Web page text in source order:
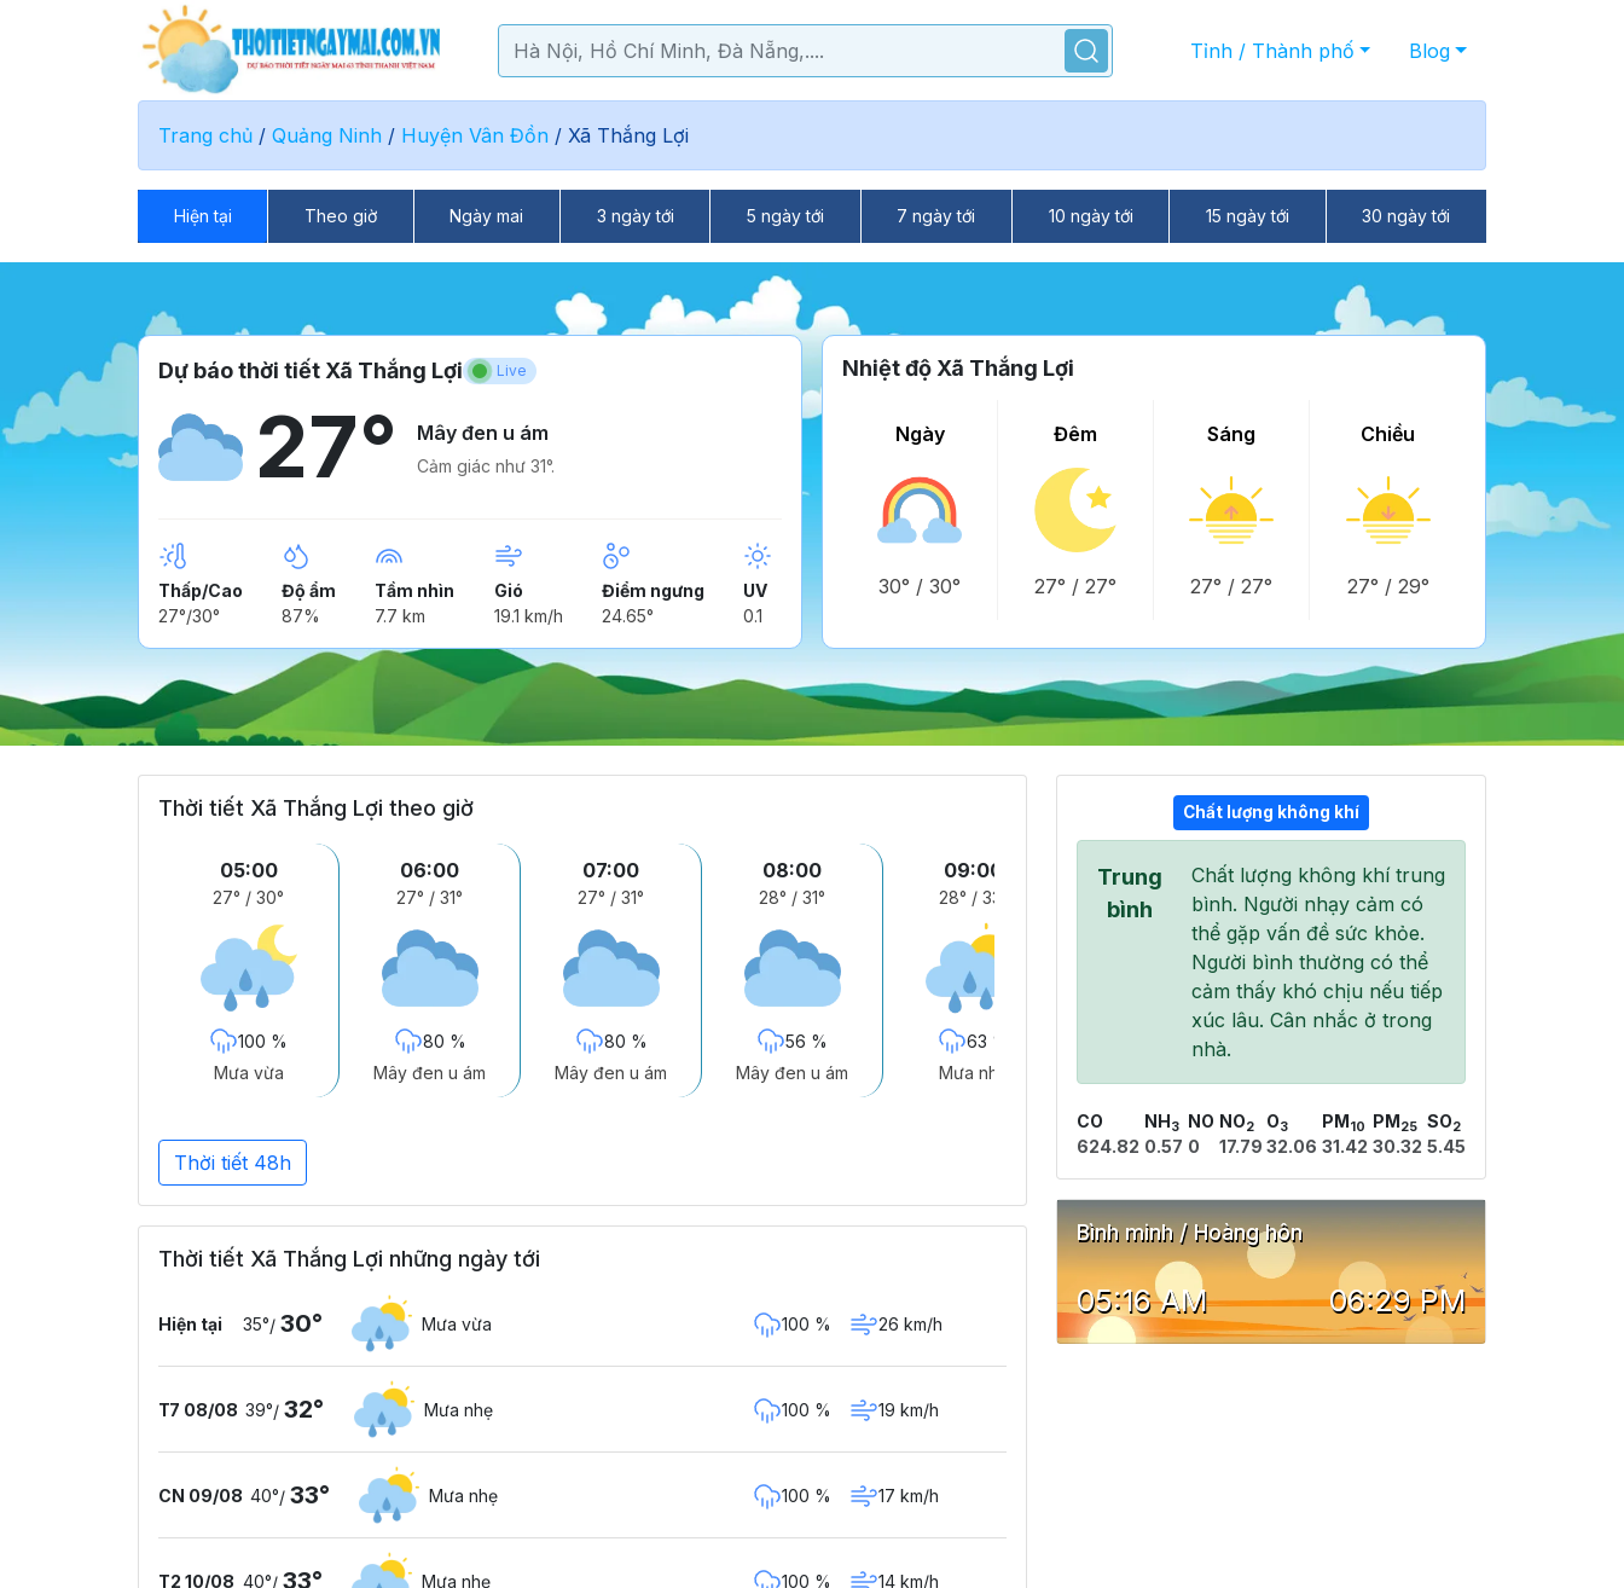
Tỉnh / Thành phố Blog
Trang chủ / Quảng Ninh / Huyện Vân Đồn / Xã Thắng Lợi
Hiện tại Theo giờ Ngày mai 3 ngày tới 5 ngày tới 7 ngày tới 10 ngày tới 15 ngày tới 30 ngày tới
Dự báo thời tiết Xã Thắng Lợi Live
27° Mây đen u ám
Cảm giác như 31°.
Thấp/Cao
27°/30°
Độ ẩm
87%
Tầm nhìn
7.7 km
Gió
19.1 km/h
Điểm ngưng
24.65°
UV
0.1
Nhiệt độ Xã Thắng Lợi
Ngày
30° / 30°
Đêm
27° / 27°
Sáng
27° / 27°
Chiều
27° / 29°
Thời tiết Xã Thắng Lợi theo giờ
05:00
27° / 30°
100 %
Mưa vừa
06:00
27° / 31°
80 %
Mây đen u ám
07:00
27° / 31°
80 %
Mây đen u ám
08:00
28° / 31°
56 %
Mây đen u ám
09:00
28° / 33°
63 %
Mưa nhẹ
10:00
29°
11:00
30°/35°
Thời tiết 48h
Thời tiết Xã Thắng Lợi những ngày tới
Hiện tại 35°/ 30° Mưa vừa 100 % 26 km/h
T7 08/08 39°/ 32° Mưa nhẹ 100 % 19 km/h
CN 09/08 40°/ 33° Mưa nhẹ 100 % 17 km/h
T2 10/08 40°/ 33° Mưa nhẹ 100 % 14 km/h
Chất lượng không khí
Trung
bình
Chất lượng không khí trung
bình. Người nhạy cảm có
thể gặp vấn đề sức khỏe.
Người bình thường có thể
cảm thấy khó chịu nếu tiếp
xúc lâu. Cân nhắc ở trong
nhà.
CO
624.82
NH 3
0.57
NO
0
NO2
17.79
O3
32.06
PM 10
31.42
PM 25
30.32
SO2
5.45
Bình minh / Hoàng hôn
05:16 AM 06:29 PM